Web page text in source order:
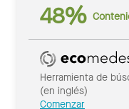
48%
Herramienta de
(en inglés)
Comenzar